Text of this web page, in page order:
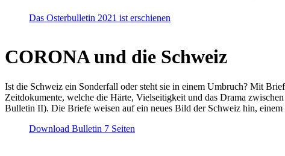
Das Osterbulletin 2021 ist erschienen
CORONA und die Schweiz
Ist die Schweiz ein Sonderfall oder steht sie in einem Umbruch? Mit
Zeitdokumente, welche die Härte, Vielseitigkeit und das Drama
Bulletin II). Die Briefe weisen auf ein neues Bild der Schweiz hin, einem
Download Bulletin 7 Seiten